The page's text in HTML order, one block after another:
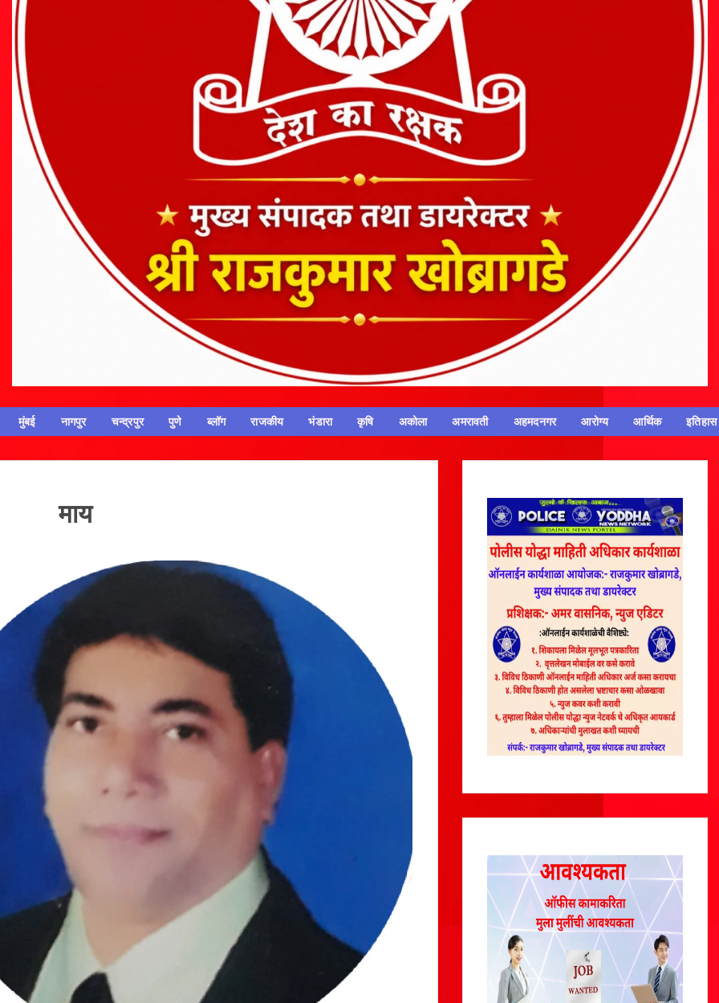
मुंबई नागपुर चन्द्रपुर पुणे ब्लॉग राजकीय भंडारा कृषि अकोला अमरावती अहमदनगर आरोग्य आर्थिक इतिहास
माय